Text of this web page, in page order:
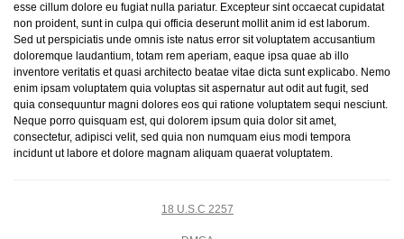
esse cillum dolore eu fugiat nulla pariatur. Excepteur sint occaecat cupidatat
non proident, sunt in culpa qui officia deserunt mollit anim id est laborum.
Sed ut perspiciatis unde omnis iste natus error sit voluptatem accusantium
doloremque laudantium, totam rem aperiam, eaque ipsa quae ab illo
inventore veritatis et quasi architecto beatae vitae dicta sunt explicabo. Nemo
enim ipsam voluptatem quia voluptas sit aspernatur aut odit aut fugit, sed
quia consequuntur magni dolores eos qui ratione voluptatem sequi nesciunt.
Neque porro quisquam est, qui dolorem ipsum quia dolor sit amet,
consectetur, adipisci velit, sed quia non numquam eius modi tempora
incidunt ut labore et dolore magnam aliquam quaerat voluptatem.
18 U.S.C 2257